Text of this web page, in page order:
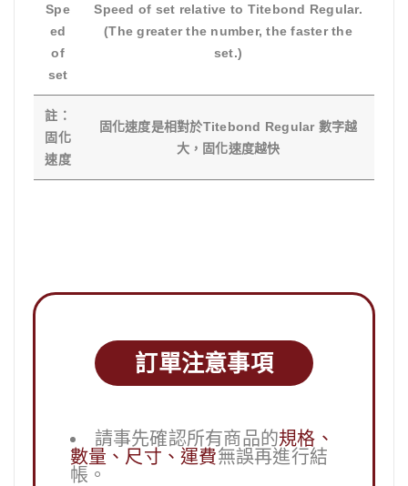
Spe
ed
of
set
Speed of set relative to Titebond Regular.
(The greater the number, the faster the
set.)
註：
固化
速度
固化速度是相對於Titebond Regular 數字越
大，固化速度越快
訂單注意事項
請事先確認所有商品的規格、
數量、尺寸、運費無誤再進行結
帳。